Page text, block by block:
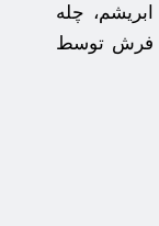
چله
فرش توسط